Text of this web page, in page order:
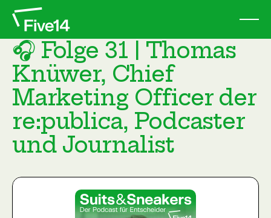
🎧 Folge 31 | Thomas
Knüwer, Chief
Marketing Officer der
re:publica, Podcaster
und Journalist